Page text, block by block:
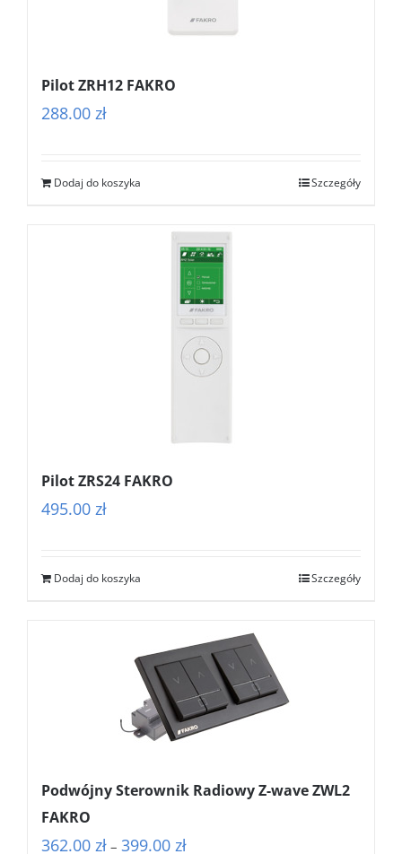
Pilot ZRH12 FAKRO
288.00 zł
Dodaj do koszyka Szczegóły
Pilot ZRS24 FAKRO
495.00 zł
Dodaj do koszyka Szczegóły
Podwójny Sterownik Radiowy Z-wave ZWL2
FAKRO
362.00 zł – 399.00 złZakres